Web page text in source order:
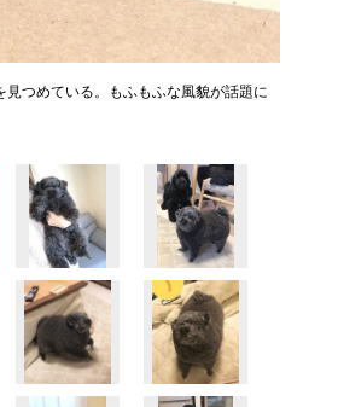
見つめている。もふもふな風貌が話題に